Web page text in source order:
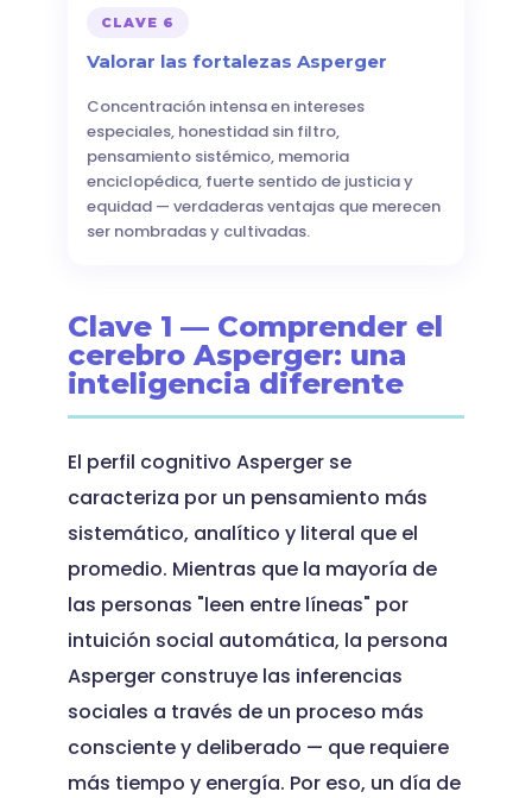
CLAVE 6
Valorar las fortalezas Asperger
Concentración intensa en intereses
especiales, honestidad sin filtro,
pensamiento sistémico, memoria
enciclopédica, fuerte sentido de justicia y
equidad — verdaderas ventajas que merecen
ser nombradas y cultivadas.
Clave 1 — Comprender el
cerebro Asperger: una
inteligencia diferente
El perfil cognitivo Asperger se
caracteriza por un pensamiento más
sistemático, analítico y literal que el
promedio. Mientras que la mayoría de
las personas "leen entre líneas" por
intuición social automática, la persona
Asperger construye las inferencias
sociales a través de un proceso más
consciente y deliberado — que requiere
más tiempo y energía. Por eso, un día de